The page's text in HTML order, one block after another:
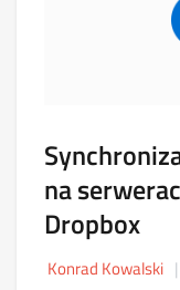
na
Dropbox
Konrad Kowalski